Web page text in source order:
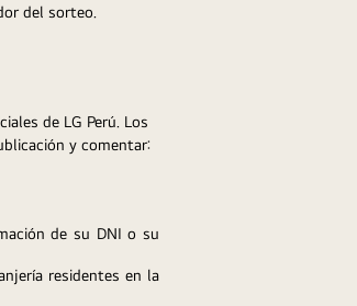
ganador del sorteo.
de LG Perú. Los
de su DNI o su
residentes en la